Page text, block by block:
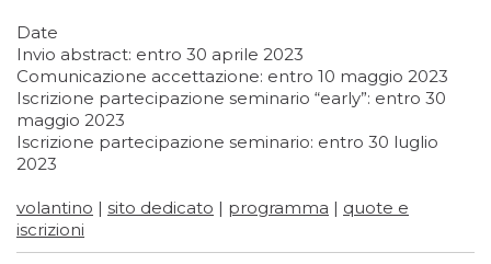
Date
Invio abstract: entro 30 aprile 2023
Comunicazione accettazione: entro 10 maggio 2023
Iscrizione partecipazione seminario “early”: entro 30
maggio 2023
Iscrizione partecipazione seminario: entro 30 luglio
2023
volantino | sito dedicato | programma | quote e
iscrizioni